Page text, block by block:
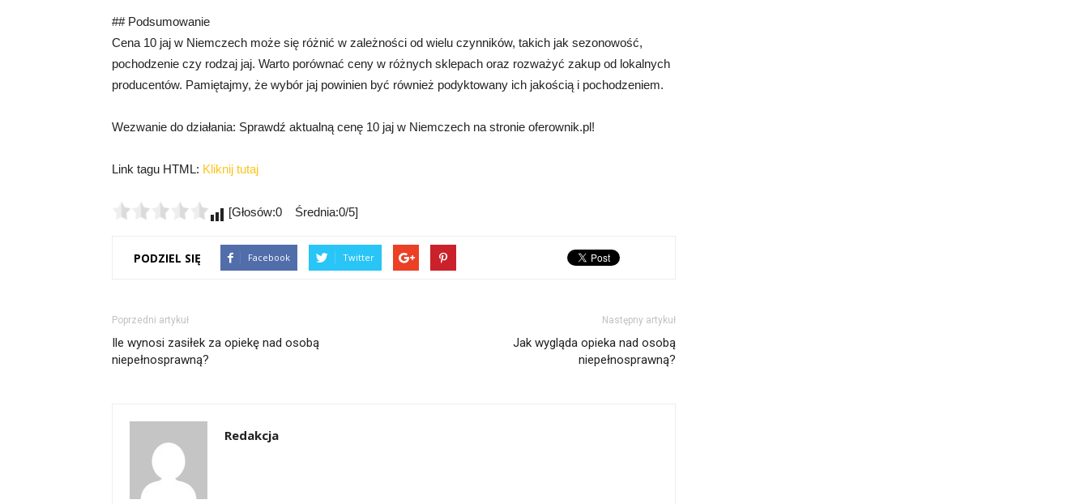
## Podsumowanie
Cena 10 jaj w Niemczech może się różnić w zależności od wielu czynników, takich jak sezonowość,
pochodzenie czy rodzaj jaj. Warto porównać ceny w różnych sklepach oraz rozważyć zakup od lokalnych
producentów. Pamiętajmy, że wybór jaj powinien być również podyktowany ich jakością i pochodzeniem.
Wezwanie do działania: Sprawdź aktualną cenę 10 jaj w Niemczech na stronie oferownik.pl!
Link tagu HTML: Kliknij tutaj
[Głosów:0 Średnia:0/5]
PODZIEL SIĘ Facebook Twitter
Poprzedni artykuł
Ile wynosi zasiłek za opiekę nad osobą
niepełnosprawną?
Następny artykuł
Jak wygląda opieka nad osobą
niepełnosprawną?
Redakcja